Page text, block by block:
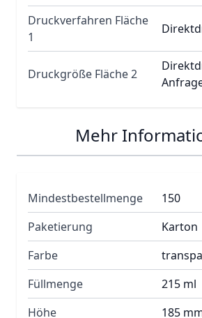
Druckverfahren Fläche
1
Druckgröße Fläche 2
Mehr
Mindestbestellmenge
150
Paketierung
Karton
Farbe
Füllmenge
215 ml
Höhe
185